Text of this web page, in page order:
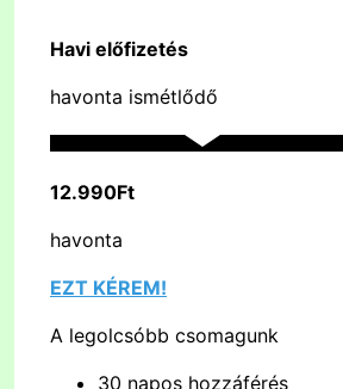
Havi előfizetés
havonta ismétlődő
12.990Ft
havonta
EZT KÉREM!
A legolcsóbb csomagunk
30 napos hozzáférés